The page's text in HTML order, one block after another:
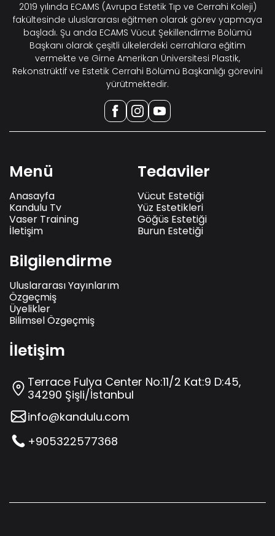
2019 yılında ECAMS (Avrupa Estetik Tıp ve Cerrahi Koleji)
fakültesinde uluslararası eğitmen olarak görev yapmaya
başladı. Şu anda ECAMS Vücut Şekillendirme Bölümü
Başkanı olarak çeşitli ülkelerdeki cerrahlara eğitim
vermekte ve Girne Amerikan Üniversitesi Plastik,
Rekonstrüktif ve Estetik Cerrahi Bölümü Başkanlığı görevini
yürütmektedir.
Menü
Anasayfa
Kandulu Tv
Vaser Training
İletişim
Tedaviler
Vücut Estetiği
Yüz Estetikleri
Göğüs Estetiği
Burun Estetiği
Bilgilendirme
Uluslararası Yayınlarım
Özgeçmiş
Üyelikler
Bilimsel Özgeçmiş
İletişim
Terrace Fulya Center No:11/2 Kat:9 D:45,
34290 Şişli/İstanbul
info@kandulu.com
+905322577368